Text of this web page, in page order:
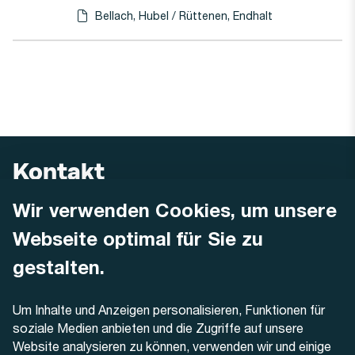
Wir verwenden Cookies, um unsere
Webseite optimal für Sie zu
gestalten.
Um Inhalte und Anzeigen personalisieren, Funktionen für
soziale Medien anbieten und die Zugriffe auf unsere
Website analysieren zu können, verwenden wir und einige
Haltestellen-PDF herunterladen für
Bellach, Hubel / Rüttenen, Endhalt
(Öffnet in einen neuen Tab oder Fenster)
Kontakt
AREMO
Dornacherstrasse 48
4500 Solothurn
+41 32 622 37 22